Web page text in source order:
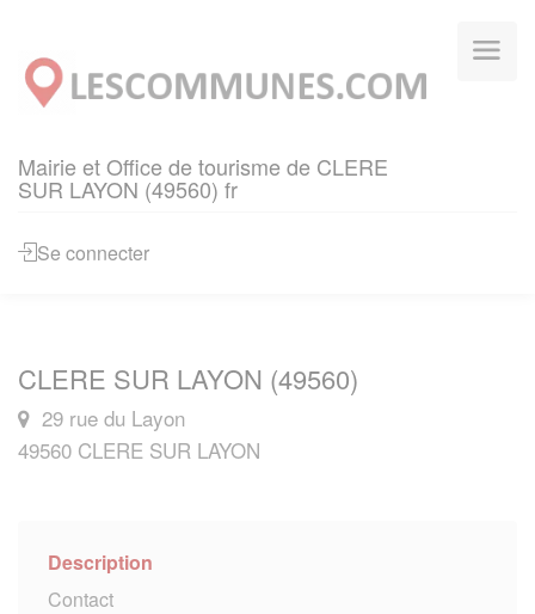
Mairie et Office de tourisme de CLERE
SUR LAYON (49560) fr
Se connecter
CLERE SUR LAYON (49560)
29 rue du Layon
49560 CLERE SUR LAYON
Description
Contact